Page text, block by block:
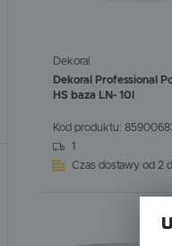
Dekoral
Dekoral Professional
HS baza LN- 10l
Kod produktu:
1
Czas dostawy od 2
WIĘCEJ